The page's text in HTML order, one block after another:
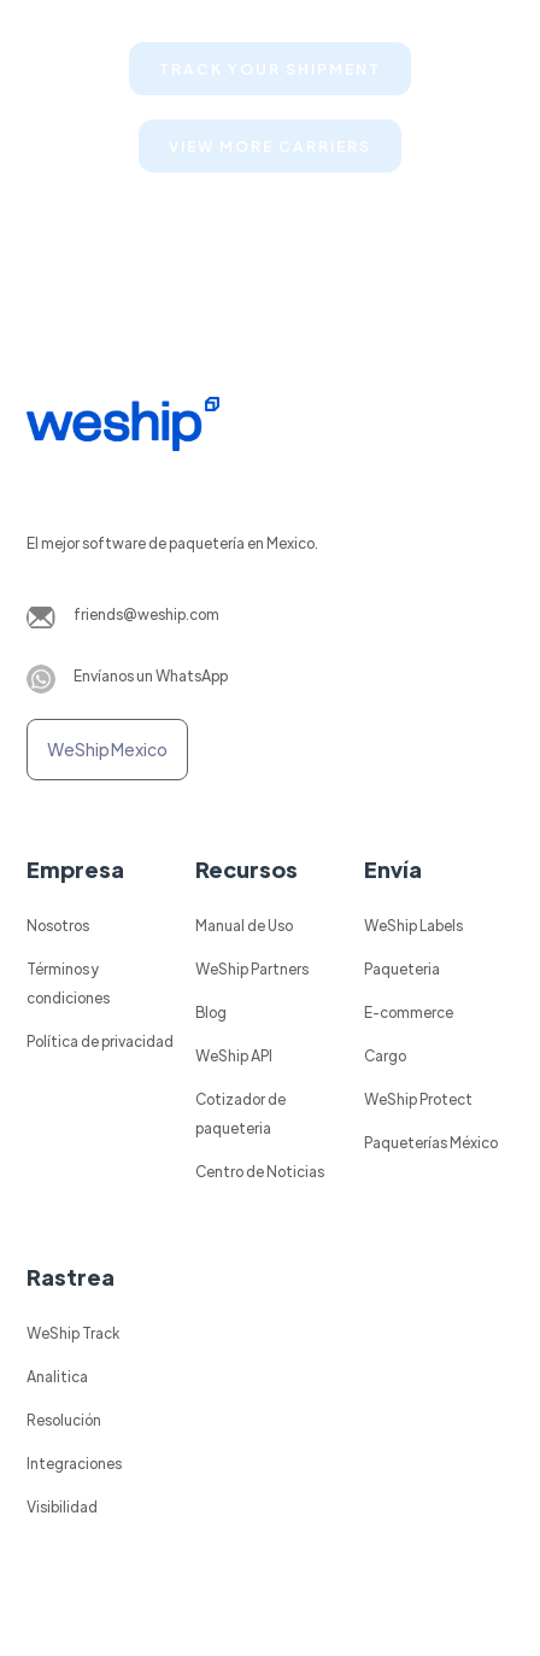
TRACK YOUR SHIPMENT
VIEW MORE CARRIERS
El mejor software de paquetería en Mexico.
friends@weship.com
Envíanos un WhatsApp
WeShip Mexico
Empresa
Nosotros
Términos y
condiciones
Política de privacidad
Recursos
Manual de Uso
WeShip Partners
Blog
WeShip API
Cotizador de
paqueteria
Centro de Noticias
Envía
WeShip Labels
Paqueteria
E-commerce
Cargo
WeShip Protect
Paqueterías México
Rastrea
WeShip Track
Analitica
Resolución
Integraciones
Visibilidad